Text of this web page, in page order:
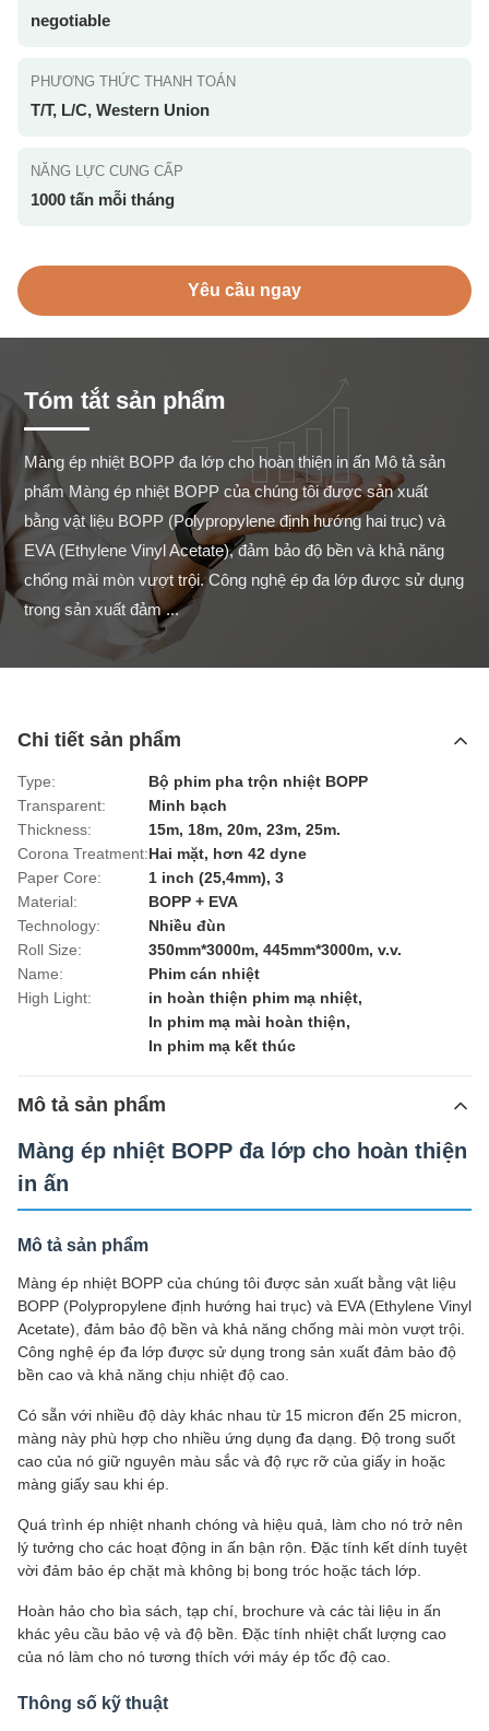
negotiable
PHƯƠNG THỨC THANH TOÁN
T/T, L/C, Western Union
NĂNG LỰC CUNG CẤP
1000 tấn mỗi tháng
Yêu cầu ngay
Tóm tắt sản phẩm
Màng ép nhiệt BOPP đa lớp cho hoàn thiện in ấn Mô tả sản
phẩm Màng ép nhiệt BOPP của chúng tôi được sản xuất
bằng vật liệu BOPP (Polypropylene định hướng hai trục) và
EVA (Ethylene Vinyl Acetate), đảm bảo độ bền và khả năng
chống mài mòn vượt trội. Công nghệ ép đa lớp được sử dụng
trong sản xuất đảm ...
Chi tiết sản phẩm
Type:
Bộ phim pha trộn nhiệt BOPP
Transparent:
Minh bạch
Thickness:
15m, 18m, 20m, 23m, 25m.
Corona Treatment:Hai mặt, hơn 42 dyne
Paper Core:
1 inch (25,4mm), 3
Material:
BOPP + EVA
Technology:
Nhiều đùn
Roll Size:
350mm*3000m, 445mm*3000m, v.v.
Name:
Phim cán nhiệt
High Light:
in hoàn thiện phim mạ nhiệt,
In phim mạ mài hoàn thiện,
In phim mạ kết thúc
Mô tả sản phẩm
Màng ép nhiệt BOPP đa lớp cho hoàn thiện
in ấn
Mô tả sản phẩm
Màng ép nhiệt BOPP của chúng tôi được sản xuất bằng vật liệu
BOPP (Polypropylene định hướng hai trục) và EVA (Ethylene Vinyl
Acetate), đảm bảo độ bền và khả năng chống mài mòn vượt trội.
Công nghệ ép đa lớp được sử dụng trong sản xuất đảm bảo độ
bền cao và khả năng chịu nhiệt độ cao.
Có sẵn với nhiều độ dày khác nhau từ 15 micron đến 25 micron,
màng này phù hợp cho nhiều ứng dụng đa dạng. Độ trong suốt
cao của nó giữ nguyên màu sắc và độ rực rỡ của giấy in hoặc
màng giấy sau khi ép.
Quá trình ép nhiệt nhanh chóng và hiệu quả, làm cho nó trở nên
lý tưởng cho các hoạt động in ấn bận rộn. Đặc tính kết dính tuyệt
vời đảm bảo ép chặt mà không bị bong tróc hoặc tách lớp.
Hoàn hảo cho bìa sách, tạp chí, brochure và các tài liệu in ấn
khác yêu cầu bảo vệ và độ bền. Đặc tính nhiệt chất lượng cao
của nó làm cho nó tương thích với máy ép tốc độ cao.
Thông số kỹ thuật